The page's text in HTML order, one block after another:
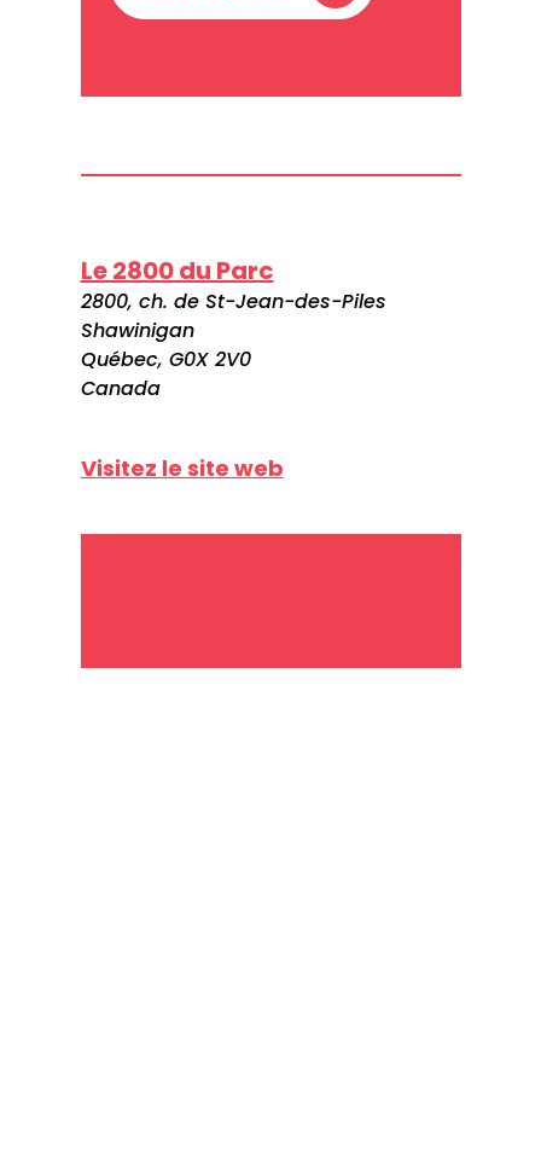
Le 2800 du Parc
2800, ch. de St-Jean-des-Piles
Shawinigan
Québec, G0X 2V0
Canada
Visitez le site web